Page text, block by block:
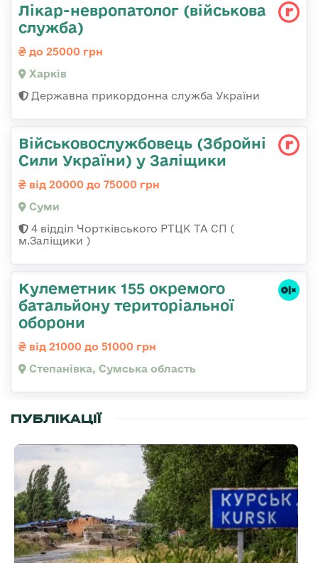
Лікар-невропатолог (військова
служба)
до 25000 грн
Харків
Державна прикордонна служба України
Військовослужбовець (Збройні
Сили України) у Заліщики
від 20000 до 75000 грн
Суми
4 відділ Чортківського РТЦК ТА СП (
м.Заліщики )
Кулеметник 155 окремого
батальйону територіальної
оборони
від 21000 до 51000 грн
Степанівка, Сумська область
ПУБЛІКАЦІЇ